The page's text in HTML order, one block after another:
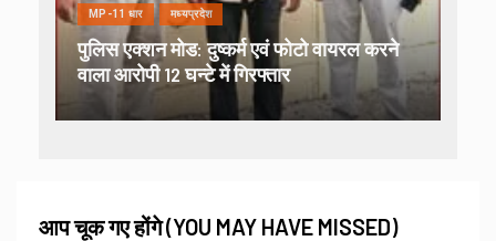
MP-11 धार मध्यप्रदेश
पुलिस एक्शन मोड: दुष्कर्म एवं फोटो वायरल करने
वाला आरोपी 12 घन्टे में गिरफ्तार
आप चूक गए होंगे (YOU MAY HAVE MISSED)